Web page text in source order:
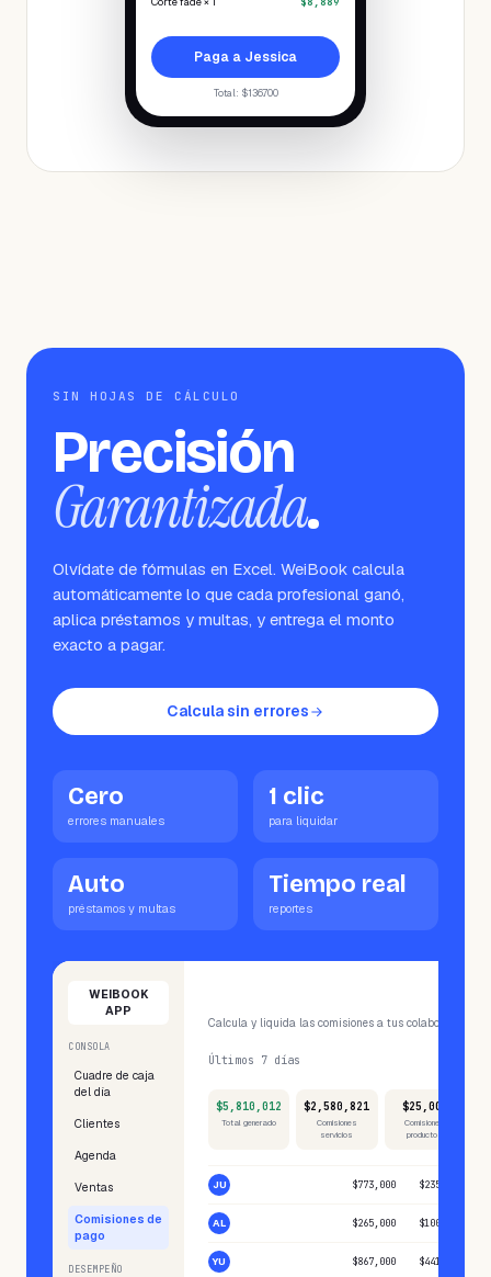
Paga a Jessica
Total: $136.700
SIN HOJAS DE CÁLCULO
Precisión
Garantizada.
Olvídate de fórmulas en Excel. WeiBook calcula
automáticamente lo que cada profesional ganó,
aplica préstamos y multas, y entrega el monto
exacto a pagar.
Calcula sin errores
Cero
errores manuales
1 clic
para liquidar
Auto
préstamos y multas
Tiempo real
reportes
WEIBOOK
APP
CONSOLA
Cuadre de caja
del día
Clientes
Agenda
Ventas
Comisiones de
pago
DESEMPEÑO
Calcula y liquida las comisiones a tus colaboradores
Últimos 7 días
$5,810,012
Total generado
$2,580,821
Comisiones
servicios
$25,000
Comisiones
productos
JU $773,000 $235,322
AL $265,000 $100,000
YU $867,000 $441,650